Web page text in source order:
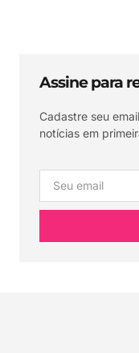
Assine para
Cadastre seu
notícias em